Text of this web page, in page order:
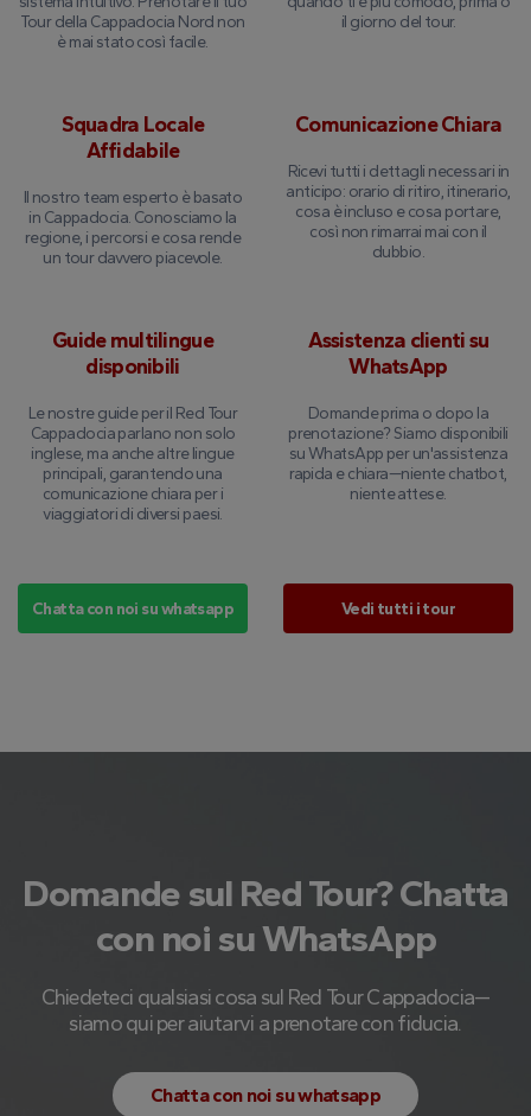
Tour della Cappadocia Nord non
è mai stato così facile.
il giorno del tour.
Squadra Locale
Affidabile
Il nostro team esperto è basato
in Cappadocia. Conosciamo la
regione, i percorsi e cosa rende
un tour davvero piacevole.
Comunicazione Chiara
Ricevi tutti i dettagli necessari in
anticipo: orario di ritiro, itinerario,
cosa è incluso e cosa portare,
così non rimarrai mai con il
dubbio.
Guide multilingue
disponibili
Le nostre guide per il Red Tour
Cappadocia parlano non solo
inglese, ma anche altre lingue
principali, garantendo una
comunicazione chiara per i
viaggiatori di diversi paesi.
Assistenza clienti su
WhatsApp
Domande prima o dopo la
prenotazione? Siamo disponibili
su WhatsApp per un'assistenza
rapida e chiara—niente chatbot,
niente attese.
Chatta con noi su whatsapp Vedi tutti i tour
Domande sul Red Tour? Chatta
con noi su WhatsApp
Chiedeteci qualsiasi cosa sul Red Tour Cappadocia—
siamo qui per aiutarvi a prenotare con fiducia.
Chatta con noi su whatsapp